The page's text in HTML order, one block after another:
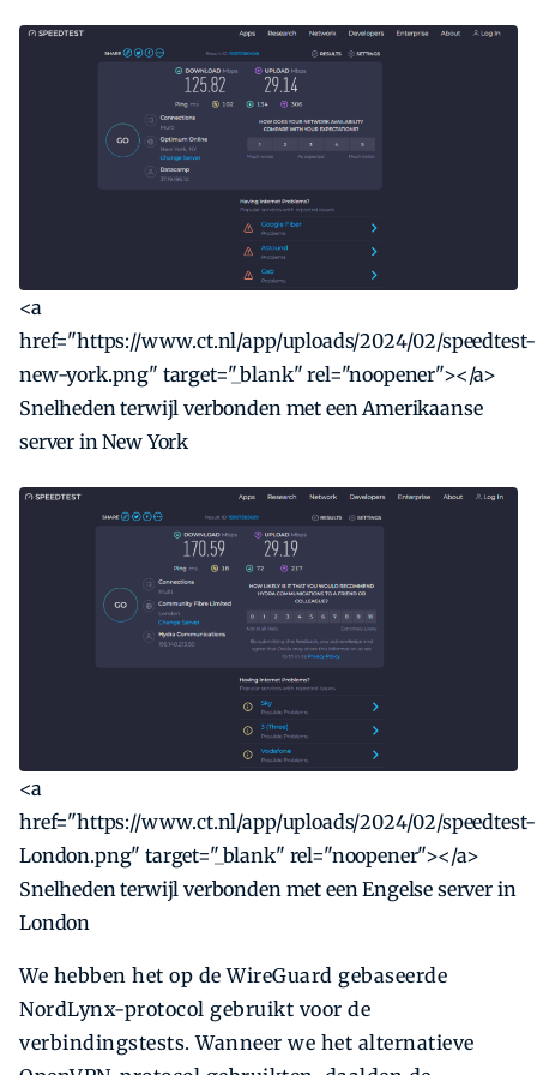
<a
href="https://www.ct.nl/app/uploads/2024/02/speedtest-
new-york.png" target="_blank" rel="noopener"></a>
Snelheden terwijl verbonden met een Amerikaanse
server in New York
<a
href="https://www.ct.nl/app/uploads/2024/02/speedtest-
London.png" target="_blank" rel="noopener"></a>
Snelheden terwijl verbonden met een Engelse server in
London
We hebben het op de WireGuard gebaseerde
NordLynx-protocol gebruikt voor de
verbindingstests. Wanneer we het alternatieve